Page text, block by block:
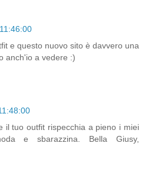
e questo nuovo sito è davvero una
anch'io a vedere :)
il tuo outfit rispecchia a pieno i miei
e sbarazzina. Bella Giusy,